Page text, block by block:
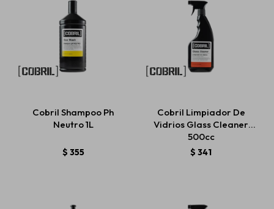
Cobril Shampoo Ph
Neutro 1L
$ 355
Cobril Limpiador De
Vidrios Glass Cleaner
500cc
$ 341
Estética automotriz